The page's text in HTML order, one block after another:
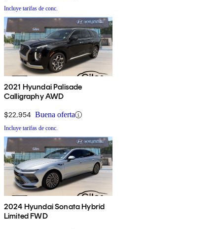
Incluye tarifas de conc.
2021 Hyundai Palisade
Calligraphy AWD
$22,954 Buena oferta
Incluye tarifas de conc.
2024 Hyundai Sonata Hybrid
Limited FWD